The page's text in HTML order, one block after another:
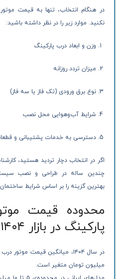
در هنگام انتخاب، تنها به قیمت
نکنید. موارد زیر را در نظر داشته باشید:
وزن و ابعاد درب پارکینگ
میزان تردد روزانه
نوع برق ورودی (تک فاز یا سه فاز)
شرایط آب‌وهوایی محل نصب
دسترسی به خدمات پشتیبانی و
اگر در انتخاب دچار تردید هستید،
چندین ساله در طراحی و نصب
بهترین گزینه را بر اساس شرایط
محدوده قیمت
پارکینگ در بازار ۱۴۰۴
میلیون تومان متغیر است.